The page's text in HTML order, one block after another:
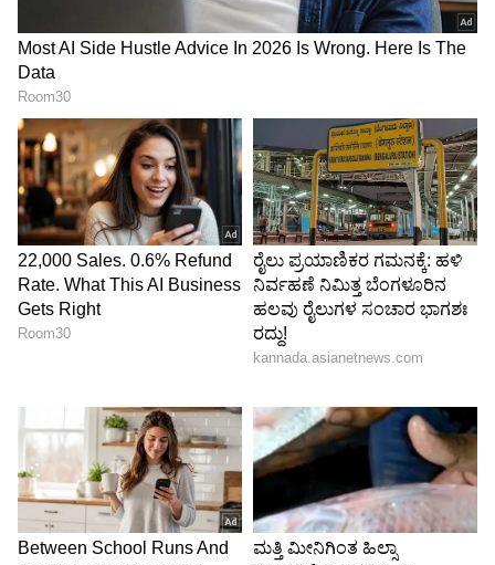
Image Credit :
ಮಕರ
ಮಾನಸಿಕ ಒತ್ತಡದಿಂದ ಪರಿಹಾರ ಸಿಗದೆ ಯುವಜನರು
ತೊಂದರೆಗೊಳಗಾಗುತ್ತಾರೆ. ಇದಲ್ಲದೆ, ಮನೆಯ ವಾತಾವರಣದ
ಮೇಲೂ ಪರಿಣಾಮ ಬೀರುತ್ತದೆ. ನಷ್ಟವಾಗುವ ಸಾಧ್ಯತೆ
ಇರುವುದರಿಂದ ಈ ದಿನಗಳಲ್ಲಿ ಉದ್ಯಮಿಗಳು ಸಾಲ
ತೆಗೆದುಕೊಳ್ಳುವುದನ್ನು ತಪ್ಪಿಸಬೇಕು.